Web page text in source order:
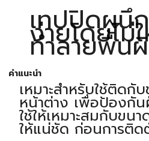
เทปปิดผนึ
ง่ายโดยไม่
ทำลายพื้น
คำแนะนำ
เหมาะสำหรับใช้ติดกั
หน้าต่าง เพื่อป้องกั
ใช้ให้เหมาะสมกับขน
ให้แน่ชัด ก่อนการติด